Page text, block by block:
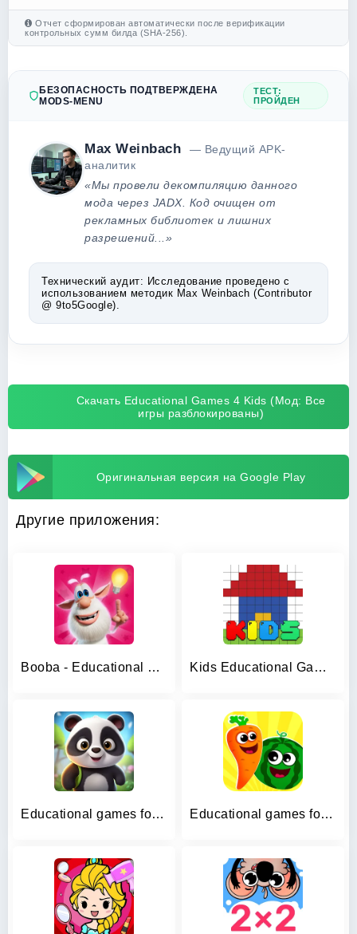
Отчет сформирован автоматически после верификации
контрольных сумм билда (SHA-256).
БЕЗОПАСНОСТЬ ПОДТВЕРЖДЕНА
MODS-MENU
ТЕСТ:
ПРОЙДЕН
Max Weinbach
— Ведущий APK-
аналитик
«Мы провели декомпиляцию данного
мода через JADX. Код очищен от
рекламных библиотек и лишних
разрешений...»
Технический аудит: Исследование проведено с
использованием методик Max Weinbach (Contributor
@ 9to5Google).
Скачать Educational Games 4 Kids (Мод: Все
игры разблокированы)
Оригинальная версия на Google Play
Другие приложения:
Booba - Educational Games Kids Educational Game 5
Educational games for kids 2-4 Educational games for toddlers